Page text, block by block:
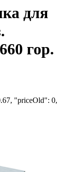
для
гор.
"priceOld": 0,